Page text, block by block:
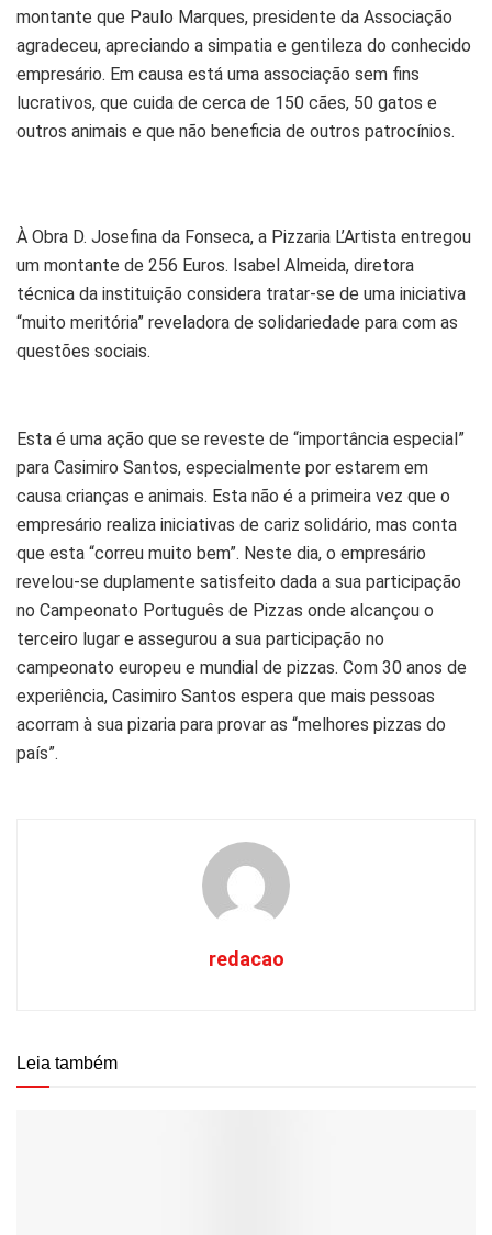
montante que Paulo Marques, presidente da Associação
agradeceu, apreciando a simpatia e gentileza do conhecido
empresário. Em causa está uma associação sem fins
lucrativos, que cuida de cerca de 150 cães, 50 gatos e
outros animais e que não beneficia de outros patrocínios.
À Obra D. Josefina da Fonseca, a Pizzaria L’Artista entregou
um montante de 256 Euros. Isabel Almeida, diretora
técnica da instituição considera tratar-se de uma iniciativa
“muito meritória” reveladora de solidariedade para com as
questões sociais.
Esta é uma ação que se reveste de “importância especial”
para Casimiro Santos, especialmente por estarem em
causa crianças e animais. Esta não é a primeira vez que o
empresário realiza iniciativas de cariz solidário, mas conta
que esta “correu muito bem”. Neste dia, o empresário
revelou-se duplamente satisfeito dada a sua participação
no Campeonato Português de Pizzas onde alcançou o
terceiro lugar e assegurou a sua participação no
campeonato europeu e mundial de pizzas. Com 30 anos de
experiência, Casimiro Santos espera que mais pessoas
acorram à sua pizaria para provar as “melhores pizzas do
país”.
redacao
Leia também